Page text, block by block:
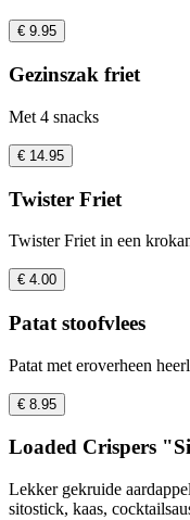
€ 9.95
Gezinszak friet
Met 4 snacks
€ 14.95
Twister Friet
Twister Friet in een
€ 4.00
Patat stoofvlees
Patat met eroverheen
€ 8.95
Loaded Crispers
Lekker gekruide
sitostick, kaas,